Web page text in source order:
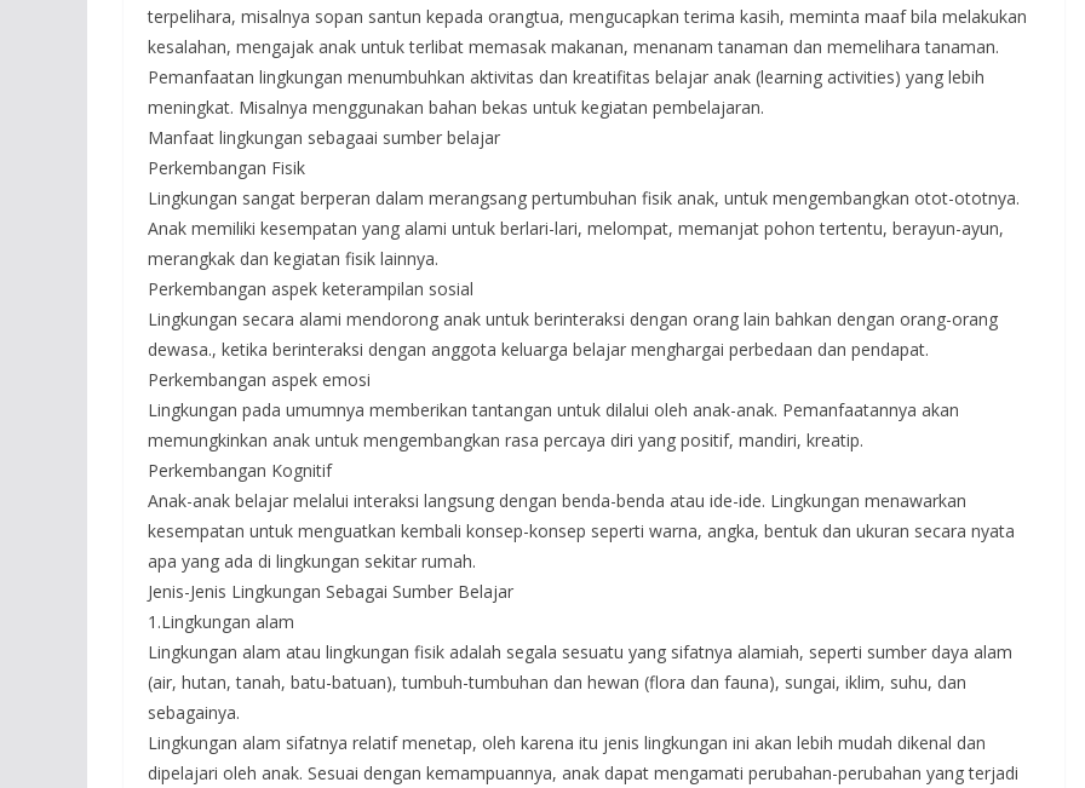
terpelihara, misalnya sopan santun kepada orangtua, mengucapkan terima kasih, meminta maaf bila melakukan
kesalahan, mengajak anak untuk terlibat memasak makanan, menanam tanaman dan memelihara tanaman.
Pemanfaatan lingkungan menumbuhkan aktivitas dan kreatifitas belajar anak (learning activities) yang lebih
meningkat. Misalnya menggunakan bahan bekas untuk kegiatan pembelajaran.
Manfaat lingkungan sebagaai sumber belajar
Perkembangan Fisik
Lingkungan sangat berperan dalam merangsang pertumbuhan fisik anak, untuk mengembangkan otot-ototnya.
Anak memiliki kesempatan yang alami untuk berlari-lari, melompat, memanjat pohon tertentu, berayun-ayun,
merangkak dan kegiatan fisik lainnya.
Perkembangan aspek keterampilan sosial
Lingkungan secara alami mendorong anak untuk berinteraksi dengan orang lain bahkan dengan orang-orang
dewasa., ketika berinteraksi dengan anggota keluarga belajar menghargai perbedaan dan pendapat.
Perkembangan aspek emosi
Lingkungan pada umumnya memberikan tantangan untuk dilalui oleh anak-anak. Pemanfaatannya akan
memungkinkan anak untuk mengembangkan rasa percaya diri yang positif, mandiri, kreatip.
Perkembangan Kognitif
Anak-anak belajar melalui interaksi langsung dengan benda-benda atau ide-ide. Lingkungan menawarkan
kesempatan untuk menguatkan kembali konsep-konsep seperti warna, angka, bentuk dan ukuran secara nyata
apa yang ada di lingkungan sekitar rumah.
Jenis-Jenis Lingkungan Sebagai Sumber Belajar
1.Lingkungan alam
Lingkungan alam atau lingkungan fisik adalah segala sesuatu yang sifatnya alamiah, seperti sumber daya alam
(air, hutan, tanah, batu-batuan), tumbuh-tumbuhan dan hewan (flora dan fauna), sungai, iklim, suhu, dan
sebagainya.
Lingkungan alam sifatnya relatif menetap, oleh karena itu jenis lingkungan ini akan lebih mudah dikenal dan
dipelajari oleh anak. Sesuai dengan kemampuannya, anak dapat mengamati perubahan-perubahan yang terjadi